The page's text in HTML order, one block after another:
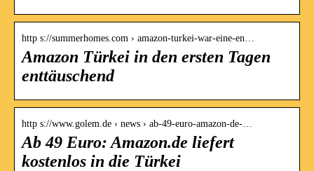
http s://summerhomes.com › amazon-turkei-war-eine-en…
Amazon Türkei in den ersten Tagen
enttäuschend
http s://www.golem.de › news › ab-49-euro-amazon-de-…
Ab 49 Euro: Amazon.de liefert
kostenlos in die Türkei